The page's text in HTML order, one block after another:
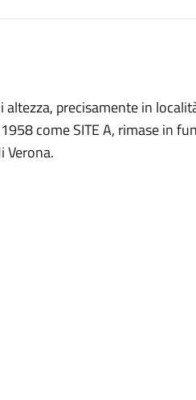
precisamente in
come SITE A, rimase in
Verona.